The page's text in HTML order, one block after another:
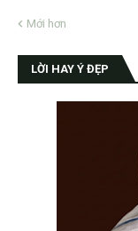
Mới hơn
LỜI HAY Ý ĐẸP